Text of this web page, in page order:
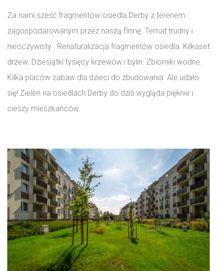
Za nami sześć fragmentów osiedla Derby z terenem
zagospodarowanym przez naszą firmę. Temat trudny i
nieoczywisty . Renaturalizacja fragmentów osiedla. Kilkaset
drzew. Dziesiątki tysięcy krzewów i bylin. Zbiorniki wodne.
Kilka placów zabaw dla dzieci do zbudowania. Ale udało
się! Zieleń na osiedlach Derby do dziś wygląda pięknie i
cieszy mieszkańców.